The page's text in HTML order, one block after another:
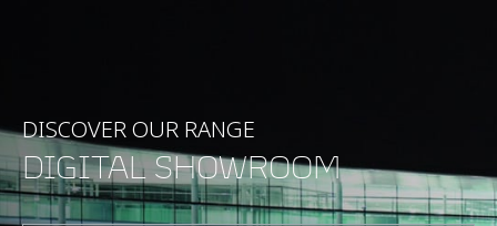
DISCOVER OUR RANGE
DIGITAL SHOWROOM